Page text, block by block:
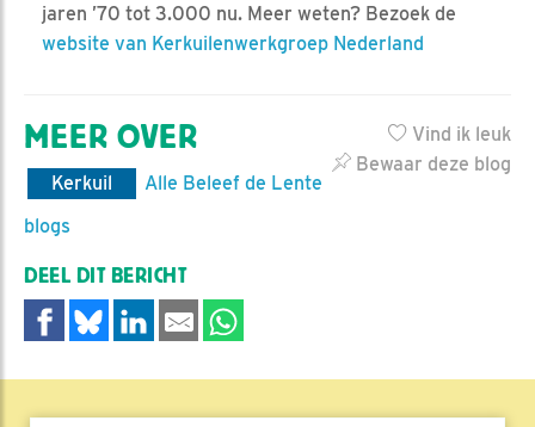
jaren ’70 tot 3.000 nu. Meer weten? Bezoek de
website van Kerkuilenwerkgroep Nederland
Vind ik leuk
Bewaar deze blog
MEER OVER
Kerkuil
Alle Beleef de Lente
blogs
DEEL DIT BERICHT